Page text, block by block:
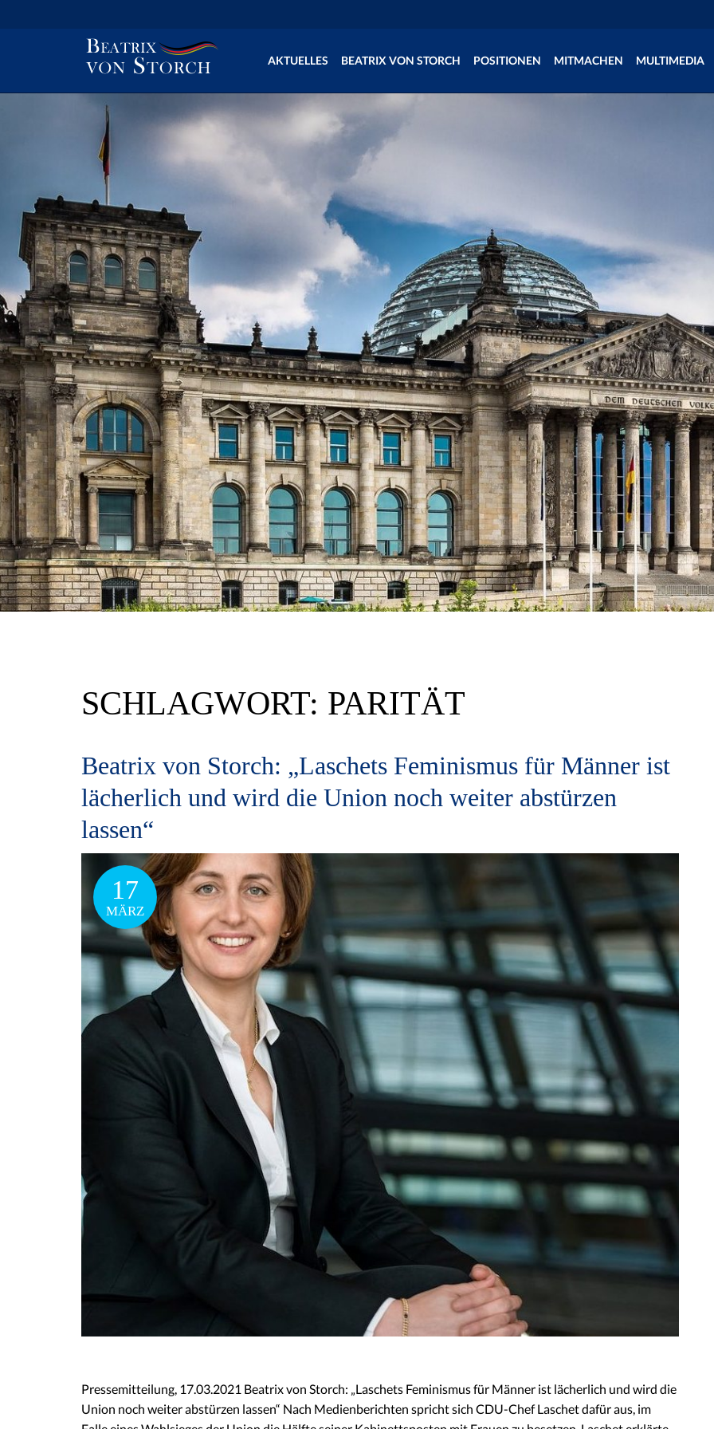
AKTUELLES BEATRIX VON STORCH POSITIONEN MITMACHEN MULTIMEDIA
SCHLAGWORT: PARITÄT
Beatrix von Storch: „Laschets Feminismus für Männer ist
lächerlich und wird die Union noch weiter abstürzen
lassen“
17
MÄRZ
Pressemitteilung, 17.03.2021 Beatrix von Storch: „Laschets Feminismus für Männer ist lächerlich und wird die
Union noch weiter abstürzen lassen“ Nach Medienberichten spricht sich CDU-Chef Laschet dafür aus, im